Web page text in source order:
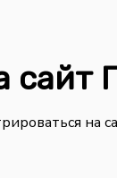
сайт
на